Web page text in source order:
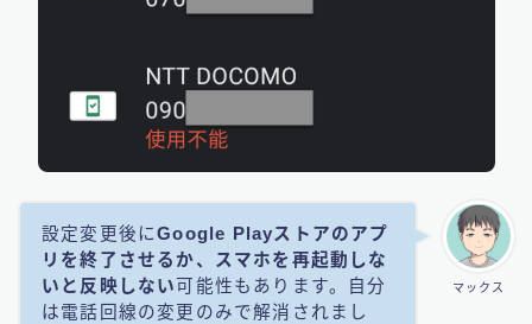
マックス
設定変更後にGoogle Playストアのアプ
リを終了させるか、スマホを再起動しな
いと反映しない 可能性もあります。自分
は電話回線の変更のみで解消されまし